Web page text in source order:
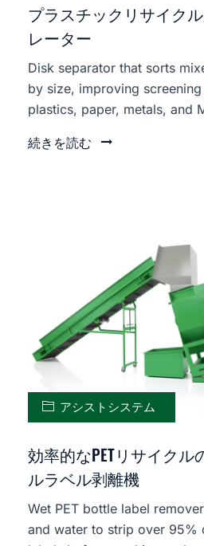
プラスチックリサイク
レーター
Disk separator that sorts
by size, improving
plastics, paper, metals, and
続きを読む
アシストシステム
効率的なPETリサイクル
ルラベル剥離機
Wet PET bottle label
and water to strip over 95%